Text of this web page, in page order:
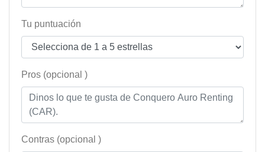
Tu puntuación
Pros (opcional )
Contras (opcional )